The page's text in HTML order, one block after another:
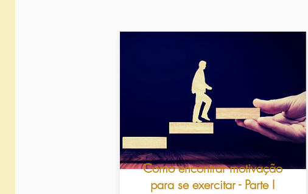
Como encontrar motivação
para se exercitar - Parte I